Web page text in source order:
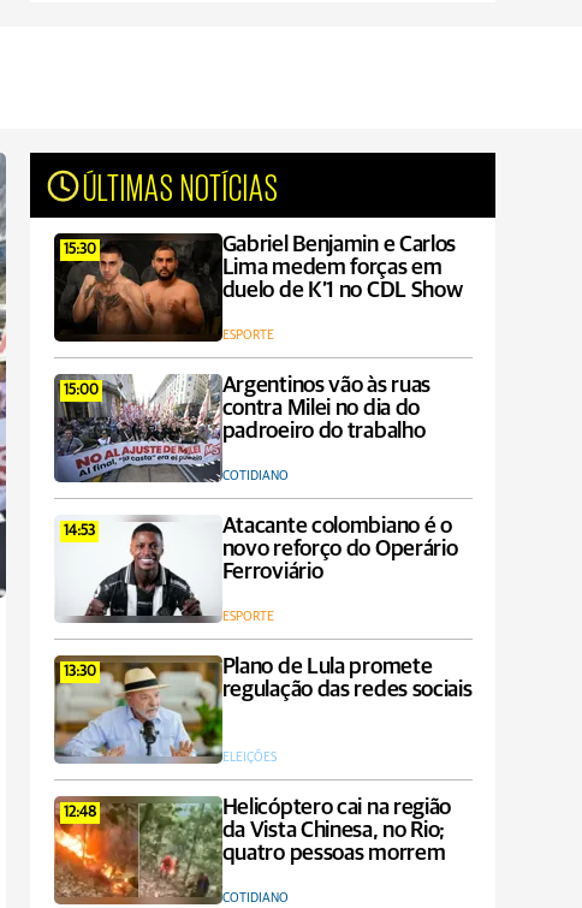
ÚLTIMAS NOTÍCIAS
15:30
Gabriel Benjamin e Carlos
Lima medem forças em
duelo de K’1 no CDL Show
ESPORTE
15:00
Argentinos vão às ruas
contra Milei no dia do
padroeiro do trabalho
COTIDIANO
14:53
Atacante colombiano é o
novo reforço do Operário
Ferroviário
ESPORTE
13:30
Plano de Lula promete
regulação das redes sociais
ELEIÇÕES
12:48
Helicóptero cai na região
da Vista Chinesa, no Rio;
quatro pessoas morrem
COTIDIANO